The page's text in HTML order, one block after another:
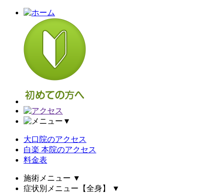
▼
大口院のアクセス
白楽 本院のアクセス
料金表
施術メニュー ▼
症状別メニュー【全身】
▼